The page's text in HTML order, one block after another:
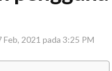
Feb, 2021 pada 3:25 PM